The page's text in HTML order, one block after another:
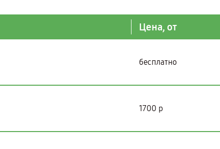
Цена, от
бесплатно
1700 р